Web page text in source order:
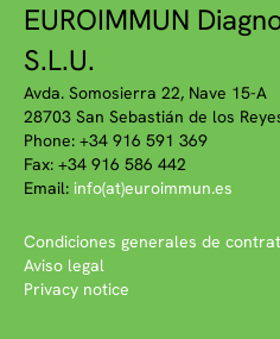
EUROIMMUN
S.L.U.
Avda. Somosierra 22, Nave 15-A
28703 San Sebastián de los
Phone: +34 916 591 369
Fax: +34 916 586 442
Email: info(at)euroimmun.es
Condiciones generales de
Aviso legal
Privacy notice